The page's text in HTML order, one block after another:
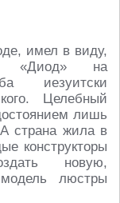
имел в виду,
«Диод» на
иезуитски
Целебный
лишь
страна жила в
конструкторы
новую,
люстры